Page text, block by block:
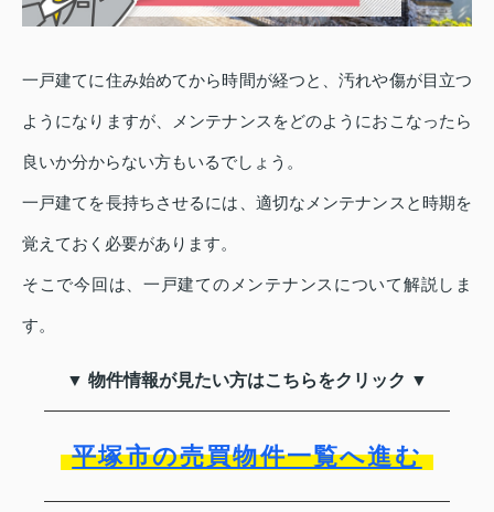
一戸建てに住み始めてから時間が経つと、汚れや傷が目立つ
ようになりますが、メンテナンスをどのようにおこなったら
良いか分からない方もいるでしょう。
一戸建てを長持ちさせるには、適切なメンテナンスと時期を
覚えておく必要があります。
そこで今回は、一戸建てのメンテナンスについて解説しま
す。
▼ 物件情報が見たい方はこちらをクリック ▼
平塚市の売買物件一覧へ進む